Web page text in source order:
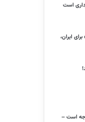
بهره‌برداری است
ایران،
است –